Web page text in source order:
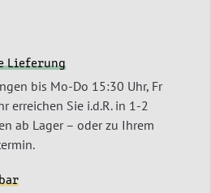
Lieferung
bis Mo-Do 15:30 Uhr, Fr
erreichen Sie i.d.R. in 1-2
ab Lager – oder zu Ihrem